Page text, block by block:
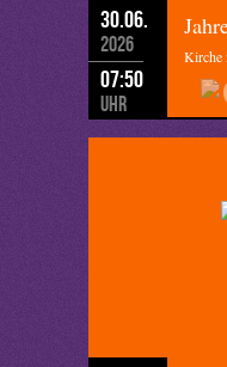
30.06.
2026
07:50
Uhr
Kirche